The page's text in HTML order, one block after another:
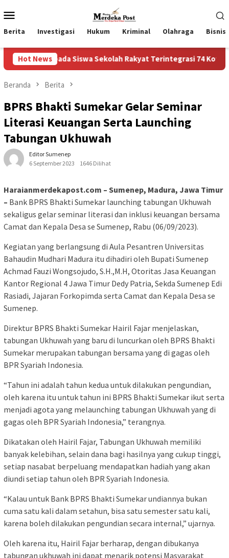
ke
kontenMobile
Berita Investigasi Hukum Kriminal Olahraga Bisnis
Hot News
Siswa Sekolah Rakyat Terintegrasi 74 Kota Tual
Beranda Berita
BPRS Bhakti Sumekar Gelar Seminar
Literasi Keuangan Serta Launching
Tabungan Ukhuwah
Editor Sumenep
6 September 2023
1646 Dilihat
Haraianmerdekapost.com – Sumenep, Madura, Jawa Timur
– Bank BPRS Bhakti Sumekar launching tabungan Ukhuwah
sekaligus gelar seminar literasi dan inklusi keuangan bersama
Camat dan Kepala Desa se Sumenep, Rabu (06/09/2023).
Kegiatan yang berlangsung di Aula Pesantren Universitas
Bahaudin Mudhari Madura itu dihadiri oleh Bupati Sumenep
Achmad Fauzi Wongsojudo, S.H.,M.H, Otoritas Jasa Keuangan
Kantor Regional 4 Jawa Timur Dedy Patria, Sekda Sumenep Edi
Rasiadi, Jajaran Forkopimda serta Camat dan Kepala Desa se
Sumenep.
Direktur BPRS Bhakti Sumekar Hairil Fajar menjelaskan,
tabungan Ukhuwah yang baru di luncurkan oleh BPRS Bhakti
Sumekar merupakan tabungan bersama yang di gagas oleh
BPR Syariah Indonesia.
“Tahun ini adalah tahun kedua untuk dilakukan pengundian,
oleh karena itu untuk tahun ini BPRS Bhakti Sumekar ikut serta
menjadi agota yang melaunching tabungan Ukhuwah yang di
gagas oleh BPR Syariah Indonesia,” terangnya.
Dikatakan oleh Hairil Fajar, Tabungan Ukhuwah memiliki
banyak kelebihan, selain dana bagi hasilnya yang cukup tinggi,
setiap nasabat berpeluang mendapatkan hadiah yang akan
diundi setiap tahun oleh BPR Syariah Indonesia.
“Kalau untuk Bank BPRS Bhakti Sumekar undiannya bukan
cuma satu kali dalam setahun, bisa satu semester satu kali,
karena boleh dilakukan pengundian secara internal,” ujarnya.
Oleh karena itu, Hairil Fajar berharap, dengan dibukanya
tabungan ukhuwah ini dapat menarik potensi Masyarakat